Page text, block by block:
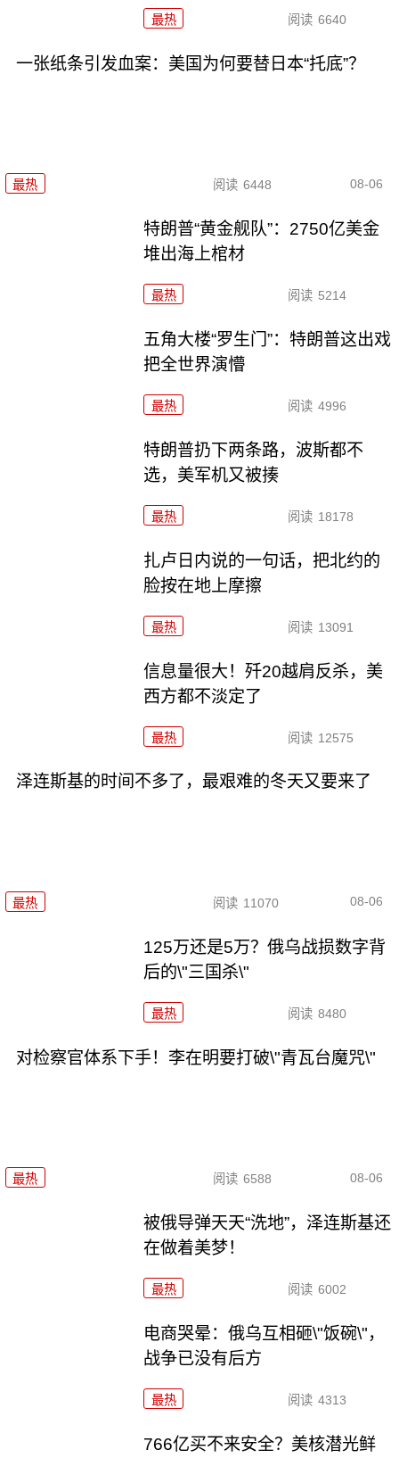
最热 阅读 6640
一张纸条引发血案：美国为何要替日本“托底”？
最热 阅读 6448 08-06
特朗普“黄金舰队”：2750亿美金
堆出海上棺材
最热 阅读 5214
五角大楼“罗生门”：特朗普这出戏
把全世界演懵
最热 阅读 4996
特朗普扔下两条路，波斯都不
选，美军机又被揍
最热 阅读 18178
扎卢日内说的一句话，把北约的
脸按在地上摩擦
最热 阅读 13091
信息量很大！歼20越肩反杀，美
西方都不淡定了
最热 阅读 12575
泽连斯基的时间不多了，最艰难的冬天又要来了
最热 阅读 11070 08-06
125万还是5万？俄乌战损数字背
后的\"三国杀\"
最热 阅读 8480
对检察官体系下手！李在明要打破\"青瓦台魔咒\"
最热 阅读 6588 08-06
被俄导弹天天“洗地”，泽连斯基还
在做着美梦！
最热 阅读 6002
电商哭晕：俄乌互相砸\"饭碗\"，
战争已没有后方
最热 阅读 4313
766亿买不来安全？美核潜光鲜